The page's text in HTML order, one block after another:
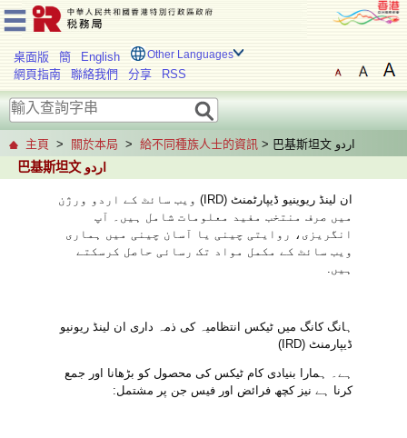
桌面版 簡 English Other Languages
網頁指南 聯絡我們 分享 RSS
主頁 > 關於本局 > 給不同種族人士的資訊 > 巴基斯坦文 اردو
巴基斯坦文 اردو
ان لینڈ ریوینیو ڈیپارٹمنٹ (IRD) ویب سائٹ کے اردو ورژن
میں صرف منتخب مفید معلومات شامل ہیں۔ آپ
انگریزی، روایتی چینی یا آسان چینی میں ہماری
ویب سائٹ کے مکمل مواد تک رسائی حاصل کرسکتے
ہیں.
ہانگ کانگ میں ٹیکس انتظامیہ کی ذمہ داری ان لینڈ ریونیو
ڈیپارمنٹ (IRD)
ہے۔ ہمارا بنیادی کام ٹیکس کی محصول کو بڑھانا اور جمع
کرنا ہے نیز کچھ فرائض اور فیس جن پر مشتمل: